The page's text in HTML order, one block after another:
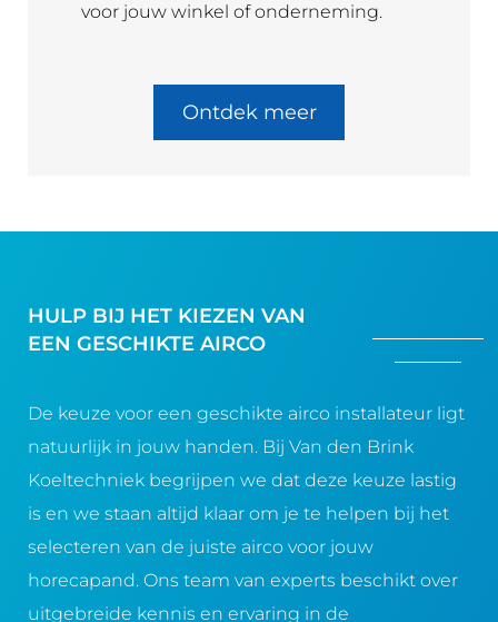
voor jouw winkel of onderneming.
Ontdek meer
HULP BIJ HET KIEZEN VAN
EEN GESCHIKTE AIRCO
De keuze voor een geschikte airco installateur ligt
natuurlijk in jouw handen. Bij Van den Brink
Koeltechniek begrijpen we dat deze keuze lastig
is en we staan altijd klaar om je te helpen bij het
selecteren van de juiste airco voor jouw
horecapand. Ons team van experts beschikt over
uitgebreide kennis en ervaring in de